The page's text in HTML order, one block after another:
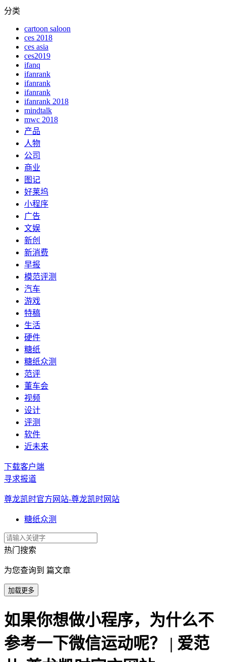
分类
cartoon saloon
ces 2018
ces asia
ces2019
ifanq
ifanrank
ifanrank
ifanrank
ifanrank 2018
mindtalk
mwc 2018
产品
人物
公司
商业
图记
好莱坞
小程序
广告
文娱
新创
新消费
早报
模范评测
汽车
游戏
特稿
生活
硬件
糖纸
糖纸众测
范评
董车会
视频
设计
评测
软件
近未来
下载客户端
寻求报道
尊龙凯时官方网站-尊龙凯时网站
糖纸众测
热门搜索
为您查询到 篇文章
加载更多
如果你想做小程序，为什么不
参考一下微信运动呢？ | 爱范